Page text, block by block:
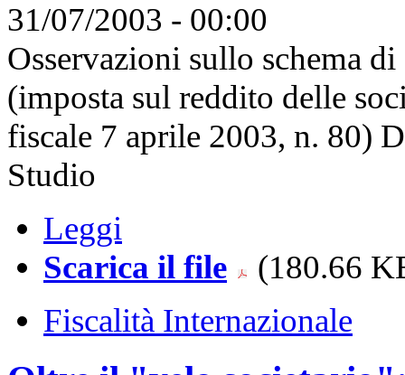
31/07/2003 - 00:00
Osservazioni sullo schema
(imposta sul reddito delle
fiscale 7 aprile 2003, n. 80)
Studio
Leggi
Scarica il file
(180.66
Fiscalità Internazionale